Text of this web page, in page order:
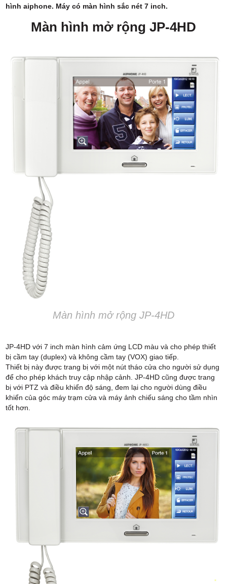
hình aiphone. Máy có màn hình sắc nét 7 inch.
Màn hình mở rộng JP-4HD
Màn hình mở rộng JP-4HD
JP-4HD với 7 inch màn hình cảm ứng LCD màu và cho phép thiết
bị cầm tay (duplex) và không cầm tay (VOX) giao tiếp.
Thiết bị này được trang bị với một nút tháo cửa cho người sử dụng
để cho phép khách truy cập nhập cảnh. JP-4HD cũng được trang
bị với PTZ và điều khiển độ sáng, đem lại cho người dùng điều
khiển của góc máy trạm cửa và máy ảnh chiếu sáng cho tầm nhìn
tốt hơn.